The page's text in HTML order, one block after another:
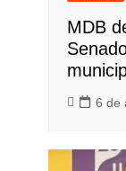
MDB
6 de